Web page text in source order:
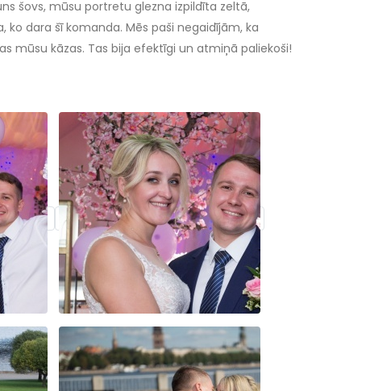
šovs, mūsu portretu glezna izpildīta zeltā,
dara šī komanda. Mēs paši negaidījām, ka
mūsu kāzas. Tas bija efektīgi un atmiņā paliekoši!